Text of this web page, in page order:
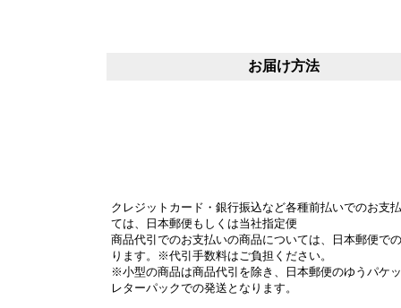
お届け方法
クレジットカード・銀行振込など各種前払いでのお支
ては、日本郵便もしくは当社指定便
商品代引でのお支払いの商品については、日本郵便で
ります。※代引手数料はご負担ください。
※小型の商品は商品代引を除き、日本郵便のゆうパケ
レターパックでの発送となります。